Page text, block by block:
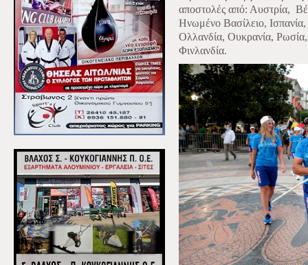
αποστολές από: Αυστρία,
Ηνωμένο Βασίλειο,
Ολλανδία, Ουκρανία, Ρωσία,
Φινλανδία.